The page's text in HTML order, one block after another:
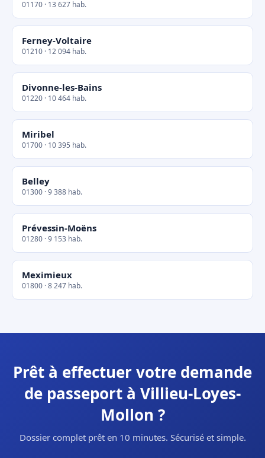
01170 · 13 627 hab.
Ferney-Voltaire
01210 · 12 094 hab.
Divonne-les-Bains
01220 · 10 464 hab.
Miribel
01700 · 10 395 hab.
Belley
01300 · 9 388 hab.
Prévessin-Moëns
01280 · 9 153 hab.
Meximieux
01800 · 8 247 hab.
Prêt à effectuer votre demande
de passeport à Villieu-Loyes-
Mollon ?
Dossier complet prêt en 10 minutes. Sécurisé et simple.